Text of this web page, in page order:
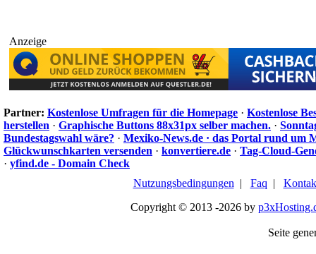
Anzeige
Partner: Kostenlose Umfragen für die Homepage · Kostenlose
herstellen · Graphische Buttons 88x31px selber machen. ·
Bundestagswahl wäre? · Mexiko-News.de · das Portal rund um
Glückwunschkarten versenden · konvertiere.de · Tag-Cloud-
· yfind.de - Domain Check
Nutzungsbedingungen | Faq |
Copyright © 2013 -2026 by
Seite